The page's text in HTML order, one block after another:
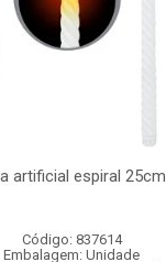
artificial espiral 25cm
Código: 837614
Embalagem: Unidade